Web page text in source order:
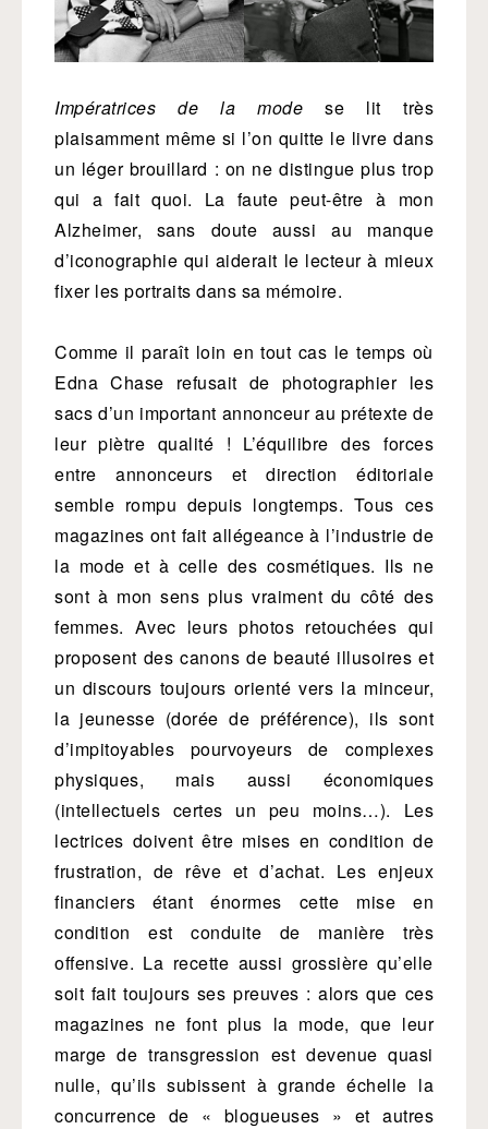
Impératrices de la mode se lit très
plaisamment même si l’on quitte le livre dans
un léger brouillard : on ne distingue plus trop
qui a fait quoi. La faute peut-être à mon
Alzheimer, sans doute aussi au manque
d’iconographie qui aiderait le lecteur à mieux
fixer les portraits dans sa mémoire.
Comme il paraît loin en tout cas le temps où
Edna Chase refusait de photographier les
sacs d’un important annonceur au prétexte de
leur piètre qualité ! L’équilibre des forces
entre annonceurs et direction éditoriale
semble rompu depuis longtemps. Tous ces
magazines ont fait allégeance à l’industrie de
la mode et à celle des cosmétiques. Ils ne
sont à mon sens plus vraiment du côté des
femmes. Avec leurs photos retouchées qui
proposent des canons de beauté illusoires et
un discours toujours orienté vers la minceur,
la jeunesse (dorée de préférence), ils sont
d’impitoyables pourvoyeurs de complexes
physiques, mais aussi économiques
(intellectuels certes un peu moins…). Les
lectrices doivent être mises en condition de
frustration, de rêve et d’achat. Les enjeux
financiers étant énormes cette mise en
condition est conduite de manière très
offensive. La recette aussi grossière qu’elle
soit fait toujours ses preuves : alors que ces
magazines ne font plus la mode, que leur
marge de transgression est devenue quasi
nulle, qu’ils subissent à grande échelle la
concurrence de « blogueuses » et autres